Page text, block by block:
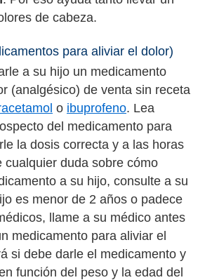
de cabeza.
para aliviar el dolor)
a su hijo un medicamento
(analgésico) de venta sin receta
o ibuprofeno. Lea
del medicamento para
la dosis correcta y a las horas
cualquier duda sobre cómo
a su hijo, consulte a su
es menor de 2 años o padece
llame a su médico antes
medicamento para aliviar el
si debe darle el medicamento y
función del peso y la edad del